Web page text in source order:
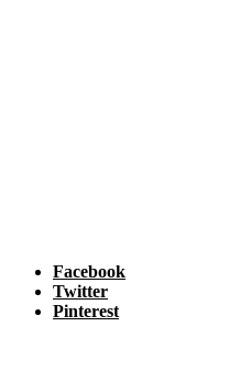
Facebook
Twitter
Pinterest